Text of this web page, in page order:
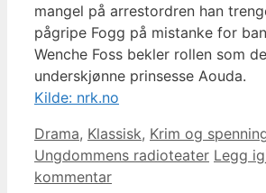
mangel på arrestordren han
pågripe Fogg på mistanke for
Wenche Foss bekler rollen som
underskjønne prinsesse Aouda.
Kilde: nrk.no
Kategorier
Drama, Klassisk, Krim og
Ungdommens radioteater Legg
kommentar